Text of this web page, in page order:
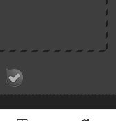
کلیه حقوق